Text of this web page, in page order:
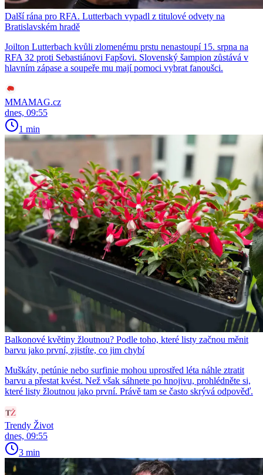
Další rána pro RFA. Lutterbach vypadl z titulové odvety na
Bratislavském hradě
Joilton Lutterbach kvůli zlomenému prstu nenastoupí 15. srpna na
RFA 32 proti Sebastiánovi Fapšovi. Slovenský šampion zůstává v
hlavním zápase a soupeře mu mají pomoci vybrat fanoušci.
MMAMAG.cz
dnes, 09:55
1 min
Balkonové květiny žloutnou? Podle toho, které listy začnou měnit
barvu jako první, zjistíte, co jim chybí
Muškáty, petúnie nebo surfinie mohou uprostřed léta náhle ztratit
barvu a přestat kvést. Než však sáhnete po hnojivu, prohlédněte si,
které listy žloutnou jako první. Právě tam se často skrývá odpověď.
Trendy Život
dnes, 09:55
3 min